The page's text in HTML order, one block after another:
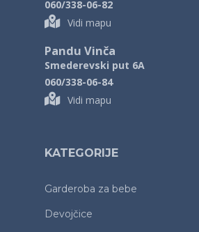
060/338-06-82
Vidi mapu
Pandu Vinča
Smederevski put 6A
060/338-06-84
Vidi mapu
KATEGORIJE
Garderoba za bebe
Devojčice